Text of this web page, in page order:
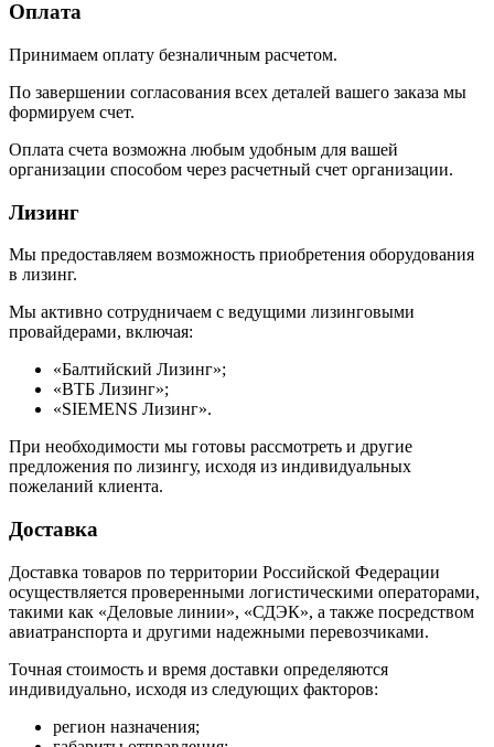
Оплата
Принимаем оплату безналичным расчетом.
По завершении согласования всех деталей вашего заказа мы
формируем счет.
Оплата счета возможна любым удобным для вашей
организации способом через расчетный счет организации.
Лизинг
Мы предоставляем возможность приобретения оборудования
в лизинг.
Мы активно сотрудничаем с ведущими лизинговыми
провайдерами, включая:
«Балтийский Лизинг»;
«ВТБ Лизинг»;
«SIEMENS Лизинг».
При необходимости мы готовы рассмотреть и другие
предложения по лизингу, исходя из индивидуальных
пожеланий клиента.
Доставка
Доставка товаров по территории Российской Федерации
осуществляется проверенными логистическими операторами,
такими как «Деловые линии», «СДЭК», а также посредством
авиатранспорта и другими надежными перевозчиками.
Точная стоимость и время доставки определяются
индивидуально, исходя из следующих факторов:
регион назначения;